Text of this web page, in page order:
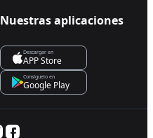
Nuestras aplicaciones
Descargar en
APP Store
Consíguelo en
Google Play